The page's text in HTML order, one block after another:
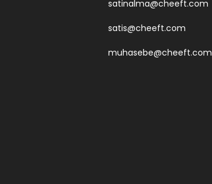
satinalma@cheeft.com
satis@cheeft.com
muhasebe@cheeft.com